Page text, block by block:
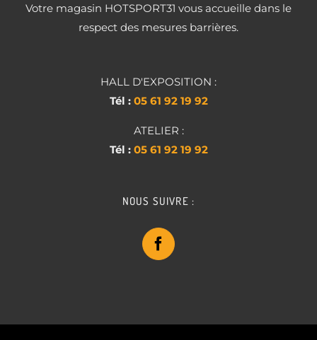
Votre magasin HOTSPORT31 vous accueille dans le
respect des mesures barrières.
HALL D'EXPOSITION :
Tél : 05 61 92 19 92
ATELIER :
Tél : 05 61 92 19 92
NOUS SUIVRE :